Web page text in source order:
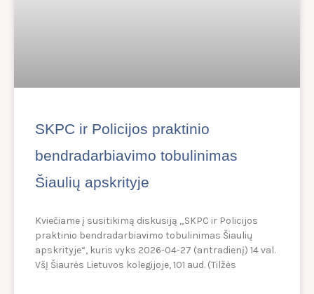
SKPC ir Policijos praktinio
bendradarbiavimo tobulinimas
Šiaulių apskrityje
Kviečiame į susitikimą diskusiją „SKPC ir Policijos
praktinio bendradarbiavimo tobulinimas Šiaulių
apskrityje“, kuris vyks 2026-04-27 (antradienį) 14 val.
VšĮ Šiaurės Lietuvos kolegijoje, 101 aud. (Tilžės